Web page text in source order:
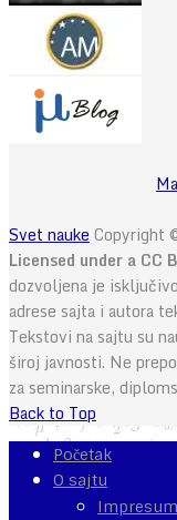
Svet nauke Copyright
Licensed under a CC
dozvoljena je
adrese sajta i autora
Tekstovi na sajtu su
široj javnosti. Ne
za seminarske,
Back to Top
Početak
O sajtu
Impresum